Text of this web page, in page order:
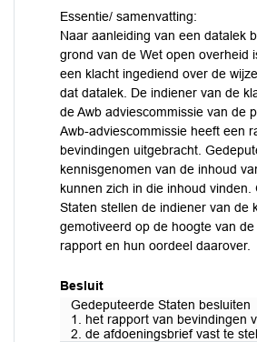
Essentie/ samenvatting:
Naar aanleiding van een datalek
grond van de Wet open overheid
een klacht ingediend over de
dat datalek. De indiener van de
de Awb adviescommissie van de
Awb-adviescommissie heeft een
bevindingen uitgebracht.
kennisgenomen van de inhoud
kunnen zich in die inhoud vinden.
Staten stellen de indiener van de
gemotiveerd op de hoogte van
rapport en hun oordeel daarover.
Besluit
Gedeputeerde Staten besluiten
1. het rapport van bevindingen
2. de afdoeningsbrief vast te